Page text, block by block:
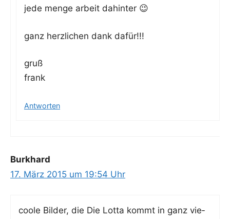
jede men­ge arbeit dahinter 😉
ganz herz­li­chen dank dafür!!!
gruß
frank
Antworten
Burkhard
17. März 2015 um 19:54 Uhr
coo­le Bil­der, die Die Lot­ta kommt in ganz vie­